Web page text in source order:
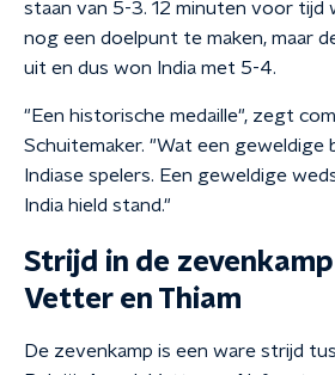
staan van 5-3. 12 minuten voor tijd
nog een doelpunt te maken, maar
uit en dus won India met 5-4.
"Een historische medaille", zegt
Schuitemaker. "Wat een geweldige
Indiase spelers. Een geweldige
India hield stand."
Strijd in de
Vetter en Thiam
De zevenkamp is een ware strijd